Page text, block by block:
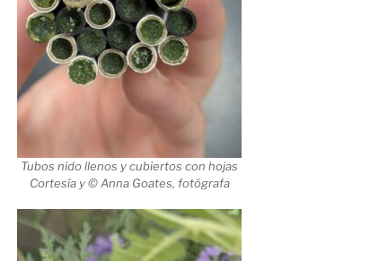
Tubos nido llenos y cubiertos con hojas
Cortesía y © Anna Goates, fotógrafa